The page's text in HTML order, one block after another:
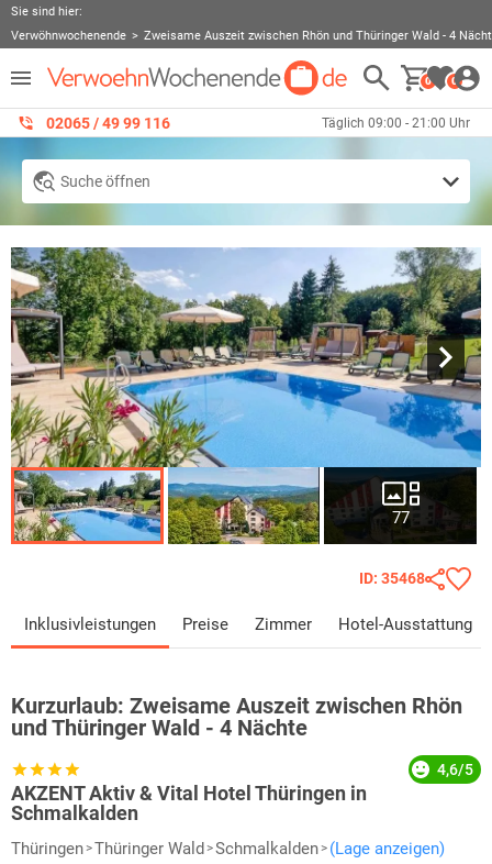
Sie sind hier:
Verwöhnwochenende
Zweisame Auszeit zwischen Rhön und Thüringer Wald - 4
0 0
02065 / 49 ‌99 116 Täglich 09:00 - 21:00 Uhr
Suche öffnen
77
ID: 35468
Inklusivleistungen Preise Zimmer Hotel-Ausstattung
Kurzurlaub: Zweisame Auszeit zwischen Rhön
und Thüringer Wald - 4 Nächte
AKZENT Aktiv & Vital Hotel Thüringen in
Schmalkalden
4,6/5
Thüringen Thüringer Wald Schmalkalden (Lage anzeigen)